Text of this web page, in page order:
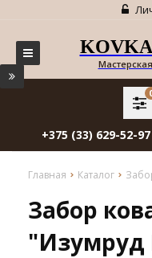
+375 (33) 629-52-97
Главная Каталог
Забор